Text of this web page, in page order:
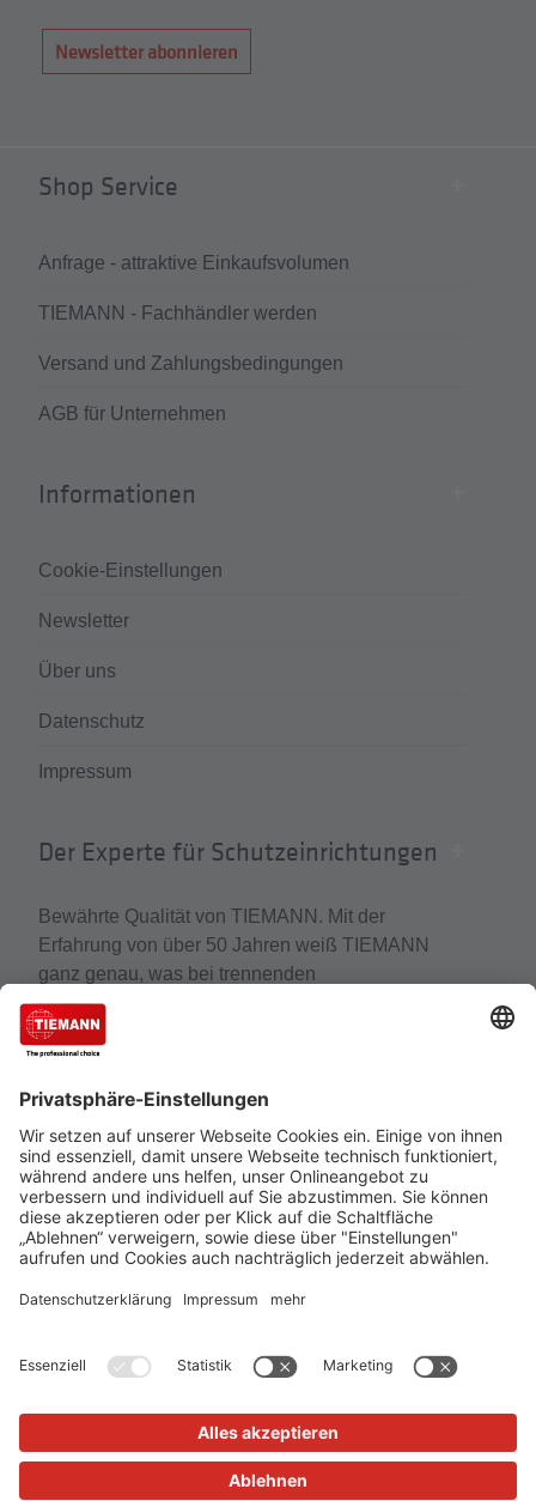
Newsletter abonnieren
Shop Service
Anfrage - attraktive Einkaufsvolumen
TIEMANN - Fachhändler werden
Versand und Zahlungsbedingungen
AGB für Unternehmen
Informationen
Cookie-Einstellungen
Newsletter
Über uns
Datenschutz
Impressum
Der Experte für Schutzeinrichtungen
Bewährte Qualität von TIEMANN. Mit der
Erfahrung von über 50 Jahren weiß TIEMANN
ganz genau, was bei trennenden
Distanzschutzeinrichtungen wirklich zählt. Der
Experte für Schutzeinrichtungen, Schutzzäune und
Gittertrennwände gehört zu den führenden
Unternehmen, wenn es um den Schutz von
Mensch, Maschine und Anlagen geht.
Cookie-Einstellungen Über uns
TIEMANN - Fachhändler werden
Versand und Zahlungsbedingungen
Datenschutz Impressum
Verkauf nur an Unternehmer, Gewerbetreibende, Freiberufler
Sinne des §13 BGB. Angebote freibleibend. Solange der Vorrat
Alle Preise in Euro zzgl. MwSt. und Versandkosten